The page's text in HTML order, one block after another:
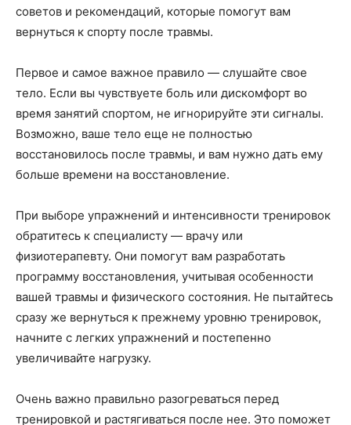
советов и рекомендаций, которые помогут вам
вернуться к спорту после травмы.
Первое и самое важное правило — слушайте свое
тело. Если вы чувствуете боль или дискомфорт во
время занятий спортом, не игнорируйте эти сигналы.
Возможно, ваше тело еще не полностью
восстановилось после травмы, и вам нужно дать ему
больше времени на восстановление.
При выборе упражнений и интенсивности тренировок
обратитесь к специалисту — врачу или
физиотерапевту. Они помогут вам разработать
программу восстановления, учитывая особенности
вашей травмы и физического состояния. Не пытайтесь
сразу же вернуться к прежнему уровню тренировок,
начните с легких упражнений и постепенно
увеличивайте нагрузку.
Очень важно правильно разогреваться перед
тренировкой и растягиваться после нее. Это поможет